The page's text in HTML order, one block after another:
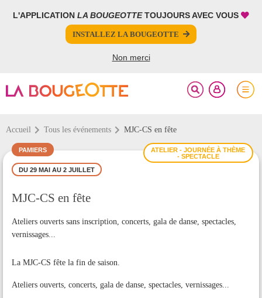
L'APPLICATION LA BOUGEOTTETOUJOURS AVEC VOUS
INSTALLEZ LA BOUGEOTTE
Non merci
Accueil Tous les événements MJC-CS en fête
ATELIER - JOURNÉE À THÈME
- SPECTACLE
PAMIERS
DU 29 MAI AU 2 JUILLET
MJC-CS en fête
Ateliers ouverts sans inscription, concerts, gala de danse, spectacles,
vernissages...
La MJC-CS fête la fin de saison.
Ateliers ouverts, concerts, gala de danse, spectacles, vernissages...
FERMER
PARTAGER
FERMER
Votre inscription à la newsletter a été effectuée.